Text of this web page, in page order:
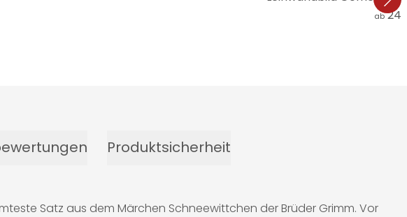
ab
Produktsicherheit
Satz aus dem Märchen Schneewittchen der Brüder Grimm. Vor